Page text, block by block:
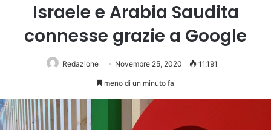
Israele e Arabia Saudita
connesse grazie a Google
Redazione Novembre 25, 2020 11.191
meno di un minuto fa